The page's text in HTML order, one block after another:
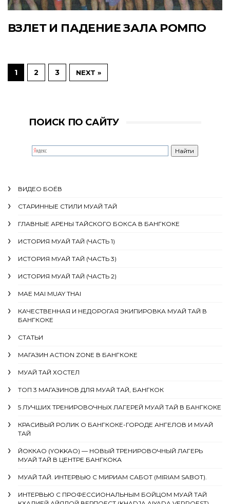
ВЗЛЕТ И ПАДЕНИЕ ЗАЛА РОМПО
1 2 3 NEXT »
ПОИСК ПО САЙТУ
ВИДЕО БОЁВ
СТАРИННЫЕ СТИЛИ МУАЙ ТАЙ
ГЛАВНЫЕ АРЕНЫ ТАЙСКОГО БОКСА В БАНГКОКЕ
ИСТОРИЯ МУАЙ ТАЙ (ЧАСТЬ 1)
ИСТОРИЯ МУАЙ ТАЙ (ЧАСТЬ 3)
ИСТОРИЯ МУАЙ ТАЙ (ЧАСТЬ 2)
MAE MAI MUAY THAI
КАЧЕСТВЕННАЯ И НЕДОРОГАЯ ЭКИПИРОВКА МУАЙ ТАЙ В
БАНГКОКЕ
СТАТЬИ
МАГАЗИН ACTION ZONE В БАНГКОКЕ
МУАЙ ТАЙ ХОСТЕЛ
ТОП 3 МАГАЗИНОВ ДЛЯ МУАЙ ТАЙ, БАНГКОК
5 ЛУЧШИХ ТРЕНИРОВОЧНЫХ ЛАГЕРЕЙ МУАЙ ТАЙ В БАНГКОКЕ
КРАСИВЫЙ РОЛИК О БАНГКОКЕ-ГОРОДЕ АНГЕЛОВ И МУАЙ
ТАЙ
ЙОККАО (YOKKAO) — НОВЫЙ ТРЕНИРОВОЧНЫЙ ЛАГЕРЬ
МУАЙ ТАЙ В ЦЕНТРЕ БАНГКОКА
МУАЙ ТАЙ. ИНТЕРВЬЮ С МИРИАМ САБОТ (MIRIAM SABOT).
ИНТЕРВЬЮ С ПРОФЕССИОНАЛЬНЫМ БОЙЦОМ МУАЙ ТАЙ